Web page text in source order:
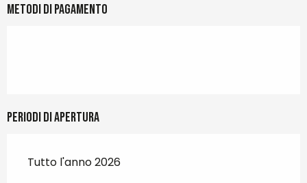
Metodi di pagamento
Periodi di apertura
Tutto l'anno 2026